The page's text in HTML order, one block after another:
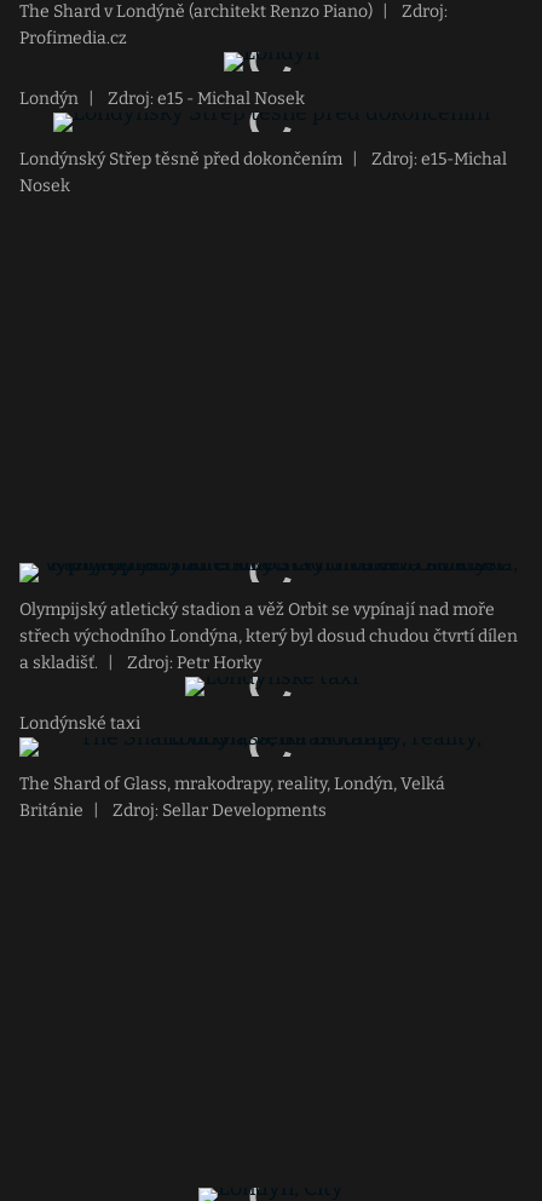
The Shard v Londýně (architekt Renzo Piano)
Zdroj:
Profimedia.cz
Londýn Zdroj: e15 - Michal Nosek
Londýnský Střep těsně před dokončením
Zdroj: e15-Michal
Nosek
Olympijský atletický stadion a věž Orbit se vypínají nad moře
střech východního Londýna, který byl dosud chudou čtvrtí dílen
a skladišť.
Zdroj: Petr Horky
Londýnské taxi
The Shard of Glass, mrakodrapy, reality, Londýn, Velká
Británie
Zdroj: Sellar Developments